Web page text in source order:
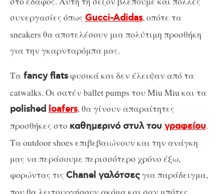
συνεργασίες όπως Gucci-Adidas, οπότε τα
sneakers θα αποτελέσουν μια πολύτιμη προσθήκη
για την γκαρνταρόμπα μας.
Τα fancy flatsφυσικά και δεν έλειψαν από τα
catwalks. Οι σατέν ballet pumps του Miu Miu και τα
polished loafers, θα γίνουν απαραίτητες
προσθήκες στο καθημερινό στυλ του γραφείου.
Τα outdoor shoes επιβεβαιώνουν και την ανάγκη
μας να περάσουμε περισσότερο χρόνο έξω,
φορώντας τις Chanel γαλότσεςγια παράδειγμα,
που θα λειτουργήσουν ακόμα και σαν μπότες.